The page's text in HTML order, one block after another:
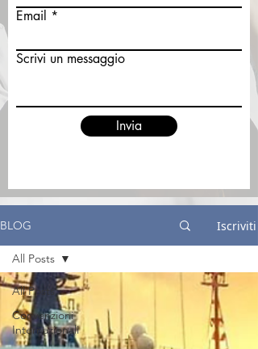
Email
Scrivi un messaggio
Invia
BLOG Iscriviti
All Posts
Convenzioni
Internazionali
All Posts